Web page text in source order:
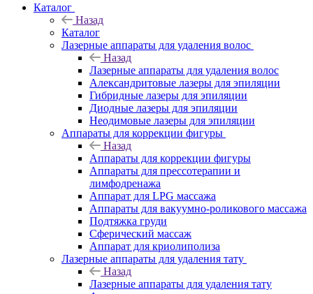
Каталог
Назад
Каталог
Лазерные аппараты для удаления волос
Назад
Лазерные аппараты для удаления волос
Александритовые лазеры для эпиляции
Гибридные лазеры для эпиляции
Диодные лазеры для эпиляции
Неодимовые лазеры для эпиляции
Аппараты для коррекции фигуры
Назад
Аппараты для коррекции фигуры
Аппараты для прессотерапии и
лимфодренажа
Аппарат для LPG массажа
Аппараты для вакуумно-роликового массажа
Подтяжка груди
Сферический массаж
Аппарат для криолиполиза
Лазерные аппараты для удаления тату
Назад
Лазерные аппараты для удаления тату